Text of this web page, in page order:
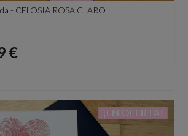
- CELOSIA ROSA CLARO
€
¡EN OFERTA!